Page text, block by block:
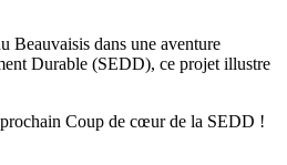
Beauvaisis dans une aventure
Durable (SEDD), ce projet illustre
Coup de cœur de la SEDD !